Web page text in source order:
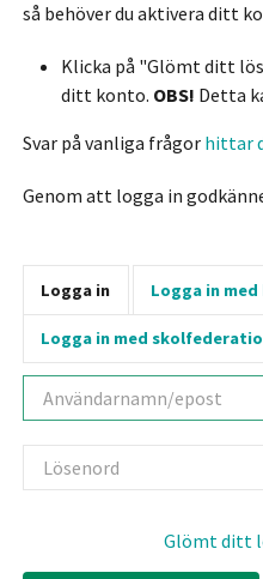
så behöver du aktivera ditt
Klicka på "Glömt ditt
ditt konto. OBS! Detta
Svar på vanliga frågor hittar
Genom att logga in
Logga in Logga in
Logga in med
Användarnamn
Lösenord
Glömt ditt